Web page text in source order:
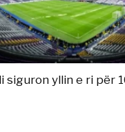
siguron yllin e ri për